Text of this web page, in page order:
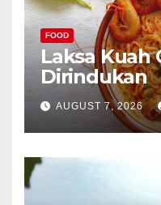
FOOD
Laksa Kuah
Dirindukan
AUGUST 7, 2026